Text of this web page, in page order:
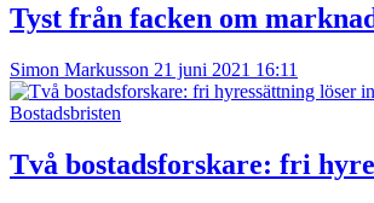
Tyst från facken om
Simon Markusson 21 juni 2021 16:11
Bostadsbristen
Två bostadsforskare: fri